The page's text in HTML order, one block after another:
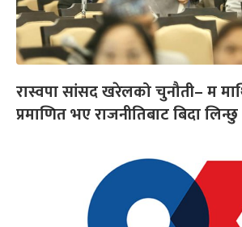
रास्वपा सांसद खरेलको चुनौती– म
प्रमाणित भए राजनीतिबाट बिदा लिन्छु